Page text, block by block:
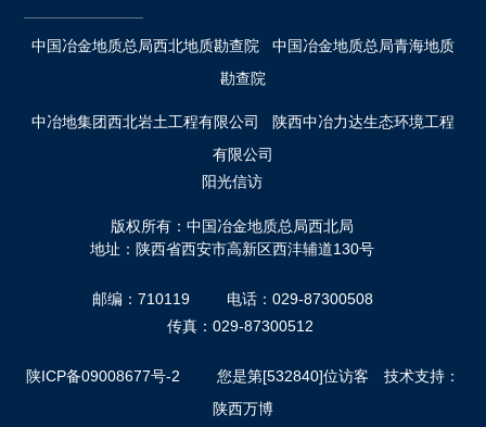
中国冶金地质总局西北地质勘查院
中国冶金地质总局青海地质
勘查院
中冶地集团西北岩土工程有限公司
陕西中冶力达生态环境工程
有限公司
阳光信访
版权所有：中国冶金地质总局西北局
地址：陕西省西安市高新区西沣辅道130号
邮编：710119
电话：029-87300508
传真：029-87300512
陕ICP备09008677号-2
您是第[532840]位访客 技术支持：
陕西万博